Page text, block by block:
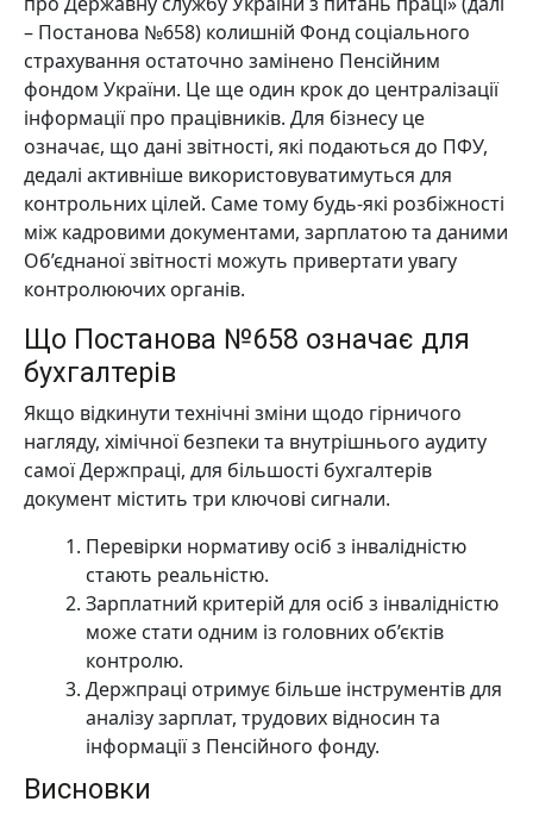
– Постанова №658) колишній Фонд соціального
страхування остаточно замінено Пенсійним
фондом України. Це ще один крок до централізації
інформації про працівників. Для бізнесу це
означає, що дані звітності, які подаються до ПФУ,
дедалі активніше використовуватимуться для
контрольних цілей. Саме тому будь-які розбіжності
між кадровими документами, зарплатою та даними
Об’єднаної звітності можуть привертати увагу
контролюючих органів.
Що Постанова №658 означає для
бухгалтерів
Якщо відкинути технічні зміни щодо гірничого
нагляду, хімічної безпеки та внутрішнього аудиту
самої Держпраці, для більшості бухгалтерів
документ містить три ключові сигнали.
Перевірки нормативу осіб з інвалідністю
стають реальністю.
Зарплатний критерій для осіб з інвалідністю
може стати одним із головних об’єктів
контролю.
Держпраці отримує більше інструментів для
аналізу зарплат, трудових відносин та
інформації з Пенсійного фонду.
Висновки